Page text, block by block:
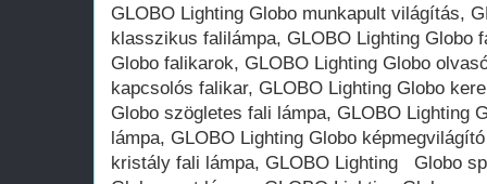
GLOBO Lighting Globo munkapult világítás,
klasszikus falilámpa, GLOBO Lighting Globo
Globo falikarok, GLOBO Lighting Globo
kapcsolós falikar, GLOBO Lighting Globo
Globo szögletes fali lámpa, GLOBO Lighting
lámpa, GLOBO Lighting Globo
kristály fali lámpa, GLOBO Lighting Globo